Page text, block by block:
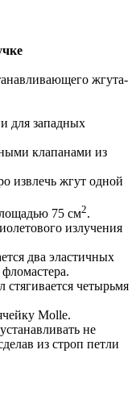
жгута-
для западных
клапанами из
извлечь жгут одной
75 см2.
излучения
два эластичных
стягивается четырьмя
Molle.
не
из строп петли